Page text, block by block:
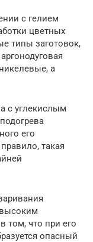
с гелием
цветных
типы заготовок,
а
с углекислым
его
такая
том, что при его
опасный